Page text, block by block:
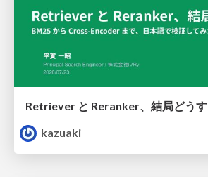
Retriever と Reranker、結局どうす
kazuaki